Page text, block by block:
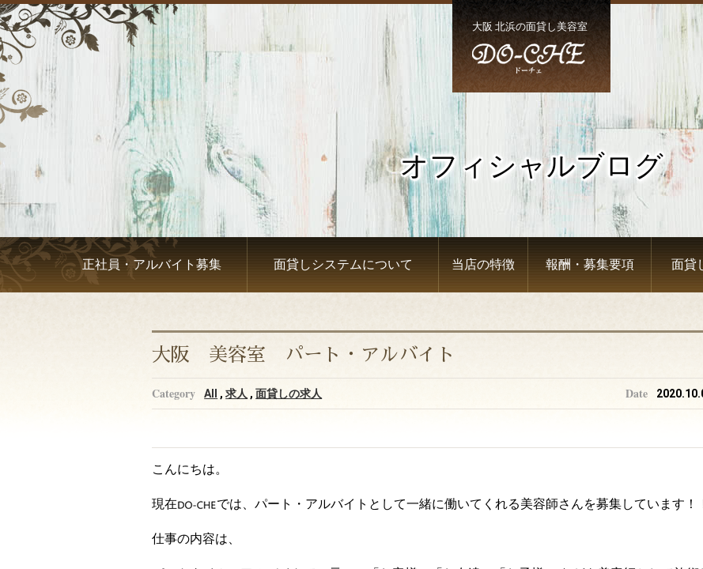
大阪 北浜の面貸し美容室
オフィシャルブログ
正社員・アルバイト募集 面貸しシステムについて 当店の特徴 報酬・募集要項 面貸
大阪 美容室 パート・アルバイト
AII ,求人 ,面貸しの求人
こんにちは。
現在 では、パート・アルバイトとして一緒に働いてくれる美容師さんを募集しています！
仕事の内容は、